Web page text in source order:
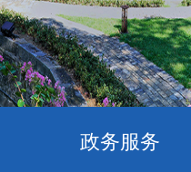
政务服务